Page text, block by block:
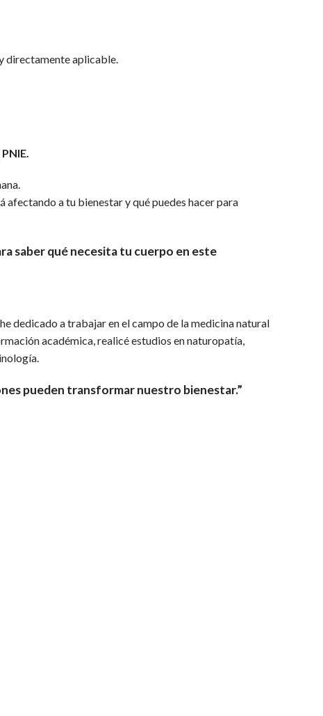
directamente aplicable.
a tu bienestar y qué puedes hacer para
saber qué necesita tu cuerpo en este
dedicado a trabajar en el campo de la medicina natural
académica, realicé estudios en naturopatía,
pueden transformar nuestro bienestar.”